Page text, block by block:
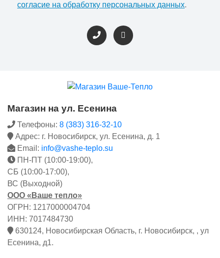
согласие на обработку персональных данных.
Магазин на ул. Есенина
Телефоны: 8 (383) 316-32-10
Адрес: г. Новосибирск, ул. Есенина, д. 1
Email: info@vashe-teplo.su
ПН-ПТ (10:00-19:00),
СБ (10:00-17:00),
ВС (Выходной)
ООО «Ваше тепло»
ОГРН: 1217000004704
ИНН: 7017484730
630124, Новосибирская Область, г. Новосибирск, , ул
Есенина, д1.